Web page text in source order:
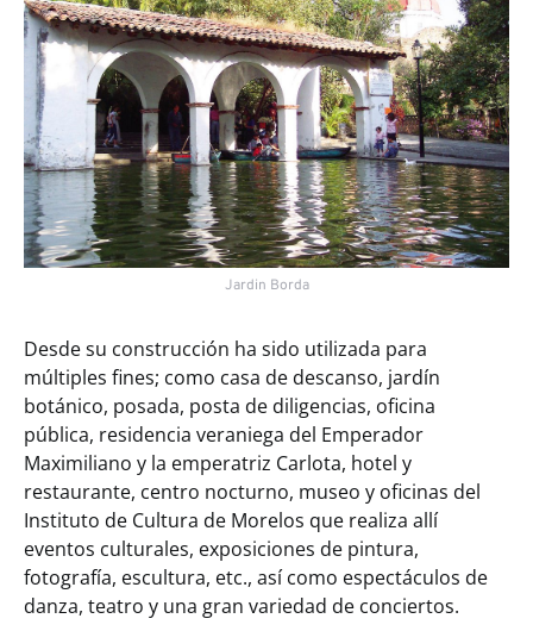
Jardin Borda
Desde su construcción ha sido utilizada para
múltiples fines; como casa de descanso, jardín
botánico, posada, posta de diligencias, oficina
pública, residencia veraniega del Emperador
Maximiliano y la emperatriz Carlota, hotel y
restaurante, centro nocturno, museo y oficinas del
Instituto de Cultura de Morelos que realiza allí
eventos culturales, exposiciones de pintura,
fotografía, escultura, etc., así como espectáculos de
danza, teatro y una gran variedad de conciertos.